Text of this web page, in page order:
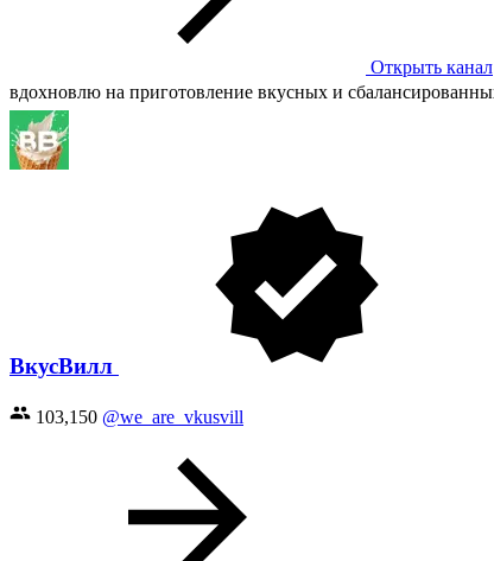
Открыть канал
вдохновлю на приготовление вкусных и
ВкусВилл
103,150 @we_are_vkusvill